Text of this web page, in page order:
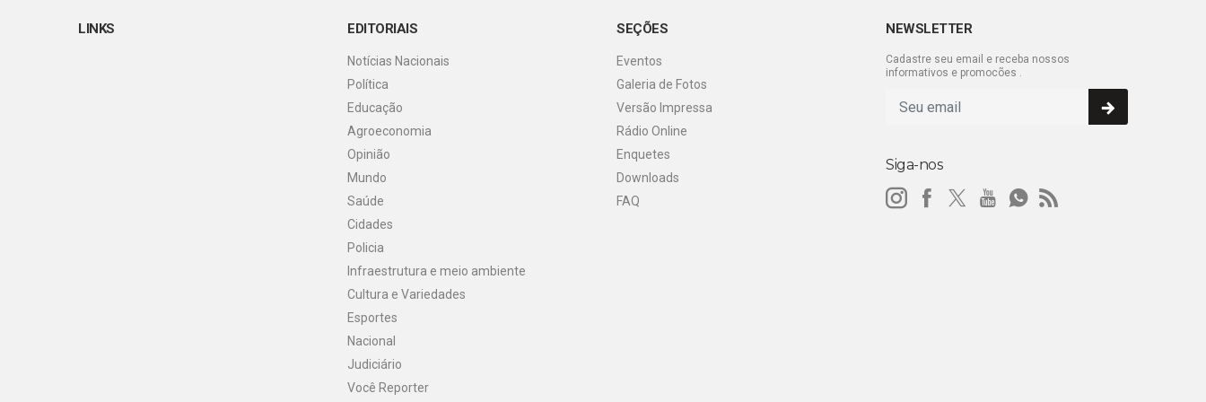
LINKS EDITORIAIS
Notícias Nacionais
Política
Educação
Agroeconomia
Opinião
Mundo
Saúde
Cidades
Policia
Infraestrutura e meio ambiente
Cultura e Variedades
Esportes
Nacional
Judiciário
Você Reporter
SEÇÕES
Eventos
Galeria de Fotos
Versão Impressa
Rádio Online
Enquetes
Downloads
FAQ
NEWSLETTER
Cadastre seu email e receba nossos
informativos e promocões .
Siga-nos